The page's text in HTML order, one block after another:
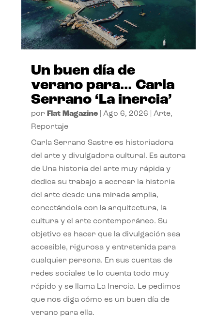
Un buen día de
verano para… Carla
Serrano ‘La inercia’
por Flat Magazine| Ago 6, 2026 Arte,
Reportaje
Carla Serrano Sastre es historiadora
del arte y divulgadora cultural. Es autora
de Una historia del arte muy rápida y
dedica su trabajo a acercar la historia
del arte desde una mirada amplia,
conectándola con la arquitectura, la
cultura y el arte contemporáneo. Su
objetivo es hacer que la divulgación sea
accesible, rigurosa y entretenida para
cualquier persona. En sus cuentas de
redes sociales te lo cuenta todo muy
rápido y se llama La Inercia. Le pedimos
que nos diga cómo es un buen día de
verano para ella.